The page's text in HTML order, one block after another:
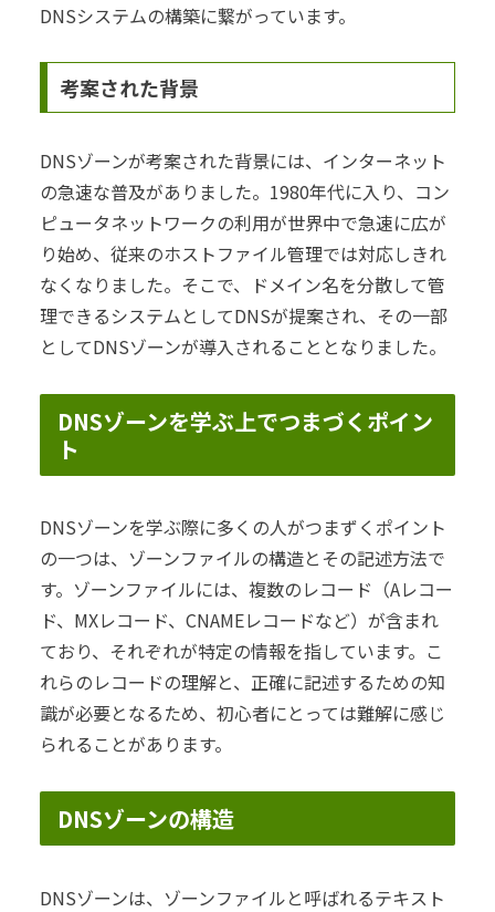
DNSシステムの構築に繋がっています。
考案された背景
DNSゾーンが考案された背景には、インターネット
の急速な普及がありました。1980年代に入り、コン
ピュータネットワークの利用が世界中で急速に広が
り始め、従来のホストファイル管理では対応しきれ
なくなりました。そこで、ドメイン名を分散して管
理できるシステムとしてDNSが提案され、その一部
としてDNSゾーンが導入されることとなりました。
DNSゾーンを学ぶ上でつまづくポイン
ト
DNSゾーンを学ぶ際に多くの人がつまずくポイント
の一つは、ゾーンファイルの構造とその記述方法で
す。ゾーンファイルには、複数のレコード（Aレコー
ド、MXレコード、CNAMEレコードなど）が含まれ
ており、それぞれが特定の情報を指しています。こ
れらのレコードの理解と、正確に記述するための知
識が必要となるため、初心者にとっては難解に感じ
られることがあります。
DNSゾーンの構造
DNSゾーンは、ゾーンファイルと呼ばれるテキスト